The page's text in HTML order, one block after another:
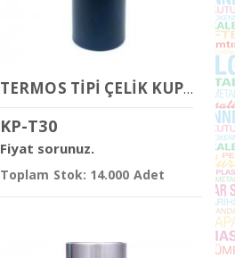
TERMOS TİPİ ÇELİK KUPA BARDAK 450 ML
KP-T30
Fiyat sorunuz.
Toplam Stok: 14.000 Adet